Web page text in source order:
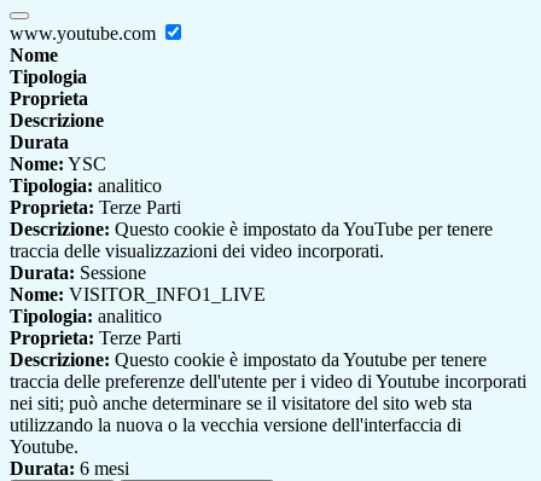
www.youtube.com
Nome
Tipologia
Proprieta
Descrizione
Durata
Nome: YSC
Tipologia: analitico
Proprieta: Terze Parti
Descrizione: Questo cookie è impostato da YouTube per tenere
traccia delle visualizzazioni dei video incorporati.
Durata: Sessione
Nome: VISITOR_INFO1_LIVE
Tipologia: analitico
Proprieta: Terze Parti
Descrizione: Questo cookie è impostato da Youtube per tenere
traccia delle preferenze dell'utente per i video di Youtube incorporati
nei siti; può anche determinare se il visitatore del sito web sta
utilizzando la nuova o la vecchia versione dell'interfaccia di
Youtube.
Durata: 6 mesi